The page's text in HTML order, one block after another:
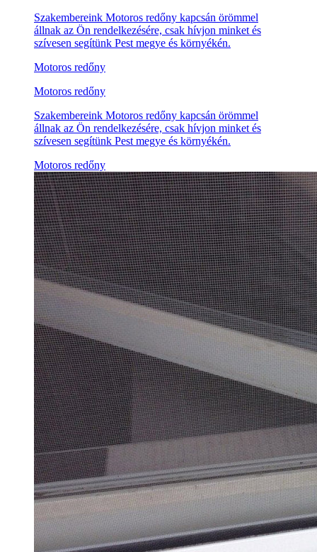
Szakembereink Motoros redőny kapcsán örömmel
állnak az Ön rendelkezésére, csak hívjon minket és
szívesen segítünk Pest megye és környékén.
Motoros redőny
Motoros redőny
Szakembereink Motoros redőny kapcsán örömmel
állnak az Ön rendelkezésére, csak hívjon minket és
szívesen segítünk Pest megye és környékén.
Motoros redőny